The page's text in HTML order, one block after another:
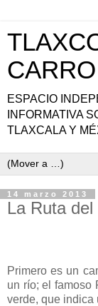
ESPACIO
INFORMATIVA
TLAXCALA Y
14 marzo 2013
La Ruta
Primero es un
un río; el famoso
verde, que indica